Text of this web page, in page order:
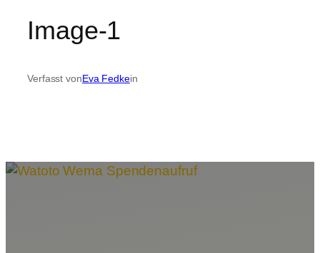
Image-1
Verfasst vonEva Fedkein